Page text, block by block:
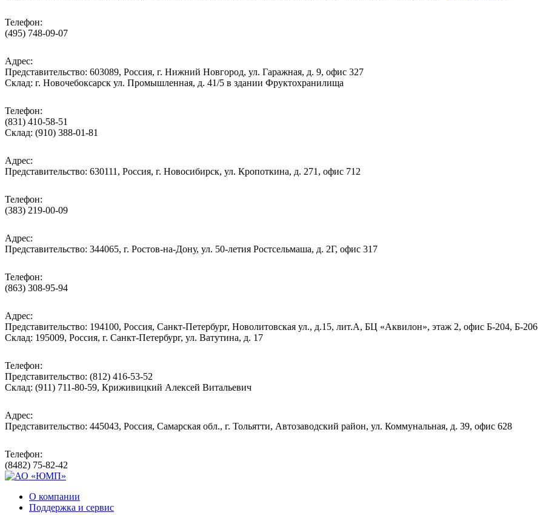
Телефон:
(495) 748-09-07
Адрес:
Представительство: 603089, Россия, г. Нижний Новгород, ул. Гаражная, д. 9, офис 327
Склад: г. Новочебоксарск ул. Промышленная, д. 41/5 в здании Фруктохранилища
Телефон:
(831) 410-58-51
Склад: (910) 388-01-81
Адрес:
Представительство: 630111, Россия, г. Новосибирск, ул. Кропоткина, д. 271, офис 712
Телефон:
(383) 219-00-09
Адрес:
Представительство: 344065, г. Ростов-на-Дону, ул. 50-летия Ростсельмаша, д. 2Г, офис 317
Телефон:
(863) 308-95-94
Адрес:
Представительство: 194100, Россия, Санкт-Петербург, Новолитовская ул., д.15, лит.А, БЦ «Аквилон», этаж 2, офис Б-204, Б-206
Склад: 195009, Россия, г. Санкт-Петербург, ул. Ватутина, д. 17
Телефон:
Представительство: (812) 416-53-52
Склад: (911) 711-80-59, Криживицкий Алексей Витальевич
Адрес:
Представительство: 445043, Россия, Самарская обл., г. Тольятти, Автозаводский район, ул. Коммунальная, д. 39, офис 628
Телефон:
(8482) 75-82-42
О компании
Поддержка и сервис